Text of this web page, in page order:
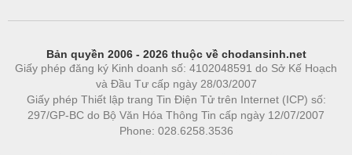
Bản quyền 2006 - 2026 thuộc về chodansinh.net
Giấy phép đăng ký Kinh doanh số: 4102048591 do Sở Kế Hoạch
và Đầu Tư cấp ngày 28/03/2007
Giấy phép Thiết lập trang Tin Điện Tử trên Internet (ICP) số:
297/GP-BC do Bộ Văn Hóa Thông Tin cấp ngày 12/07/2007
Phone: 028.6258.3536